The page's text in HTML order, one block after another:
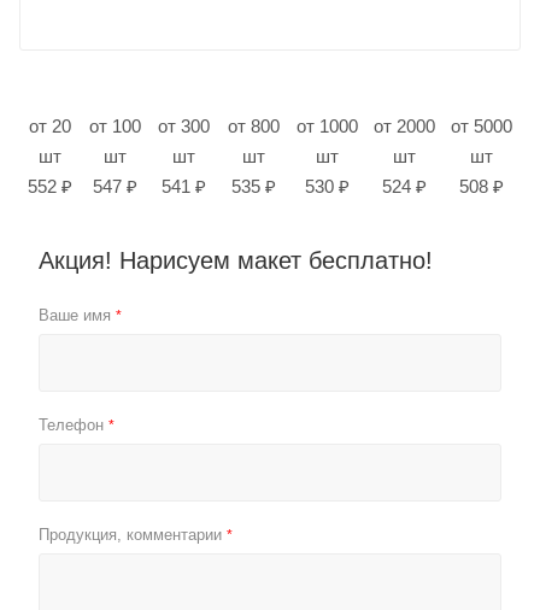
от 20
шт
552 ₽
от 100
шт
547 ₽
от 300
шт
541 ₽
от 800
шт
535 ₽
от 1000
шт
530 ₽
от 2000
шт
524 ₽
от 5000
шт
508 ₽
Акция! Нарисуем макет бесплатно!
Ваше имя *
Телефон *
Продукция, комментарии *